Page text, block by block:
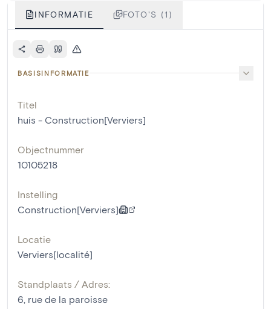
INFORMATIE FOTO'S (1)
BASISINFORMATIE
Titel
huis - Construction[Verviers]
Objectnummer
10105218
Instelling
Construction[Verviers]
Locatie
Verviers[localité]
Standplaats / Adres:
6, rue de la paroisse